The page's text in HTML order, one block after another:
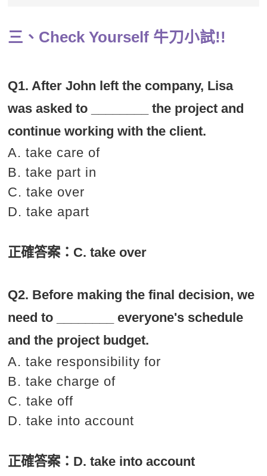
三、Check Yourself 牛刀小試!!
Q1. After John left the company, Lisa
was asked to ________ the project and
continue working with the client.
A. take care of
B. take part in
C. take over
D. take apart
正確答案： C. take over
Q2. Before making the final decision, we
need to ________ everyone's schedule
and the project budget.
A. take responsibility for
B. take charge of
C. take off
D. take into account
正確答案： D. take into account